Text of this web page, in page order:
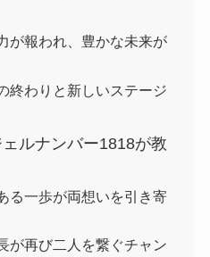
が報われ、豊かな未来が
終わりと新しいステージ
ェルナンバー1818が教
る一歩が両想いを引き寄
が再び二人を繋ぐチャン